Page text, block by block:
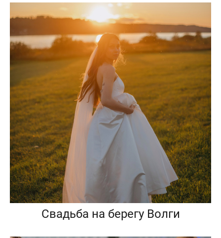
Свадьба на берегу Волги